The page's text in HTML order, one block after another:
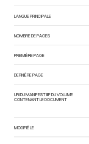
LANGUE PRINCIPALE
NOMBRE DE PAGES
PREMIÈRE PAGE
DERNIÈRE PAGE
URI DU MANIFEST IIIF DU VOLUME
CONTENANT LE DOCUMENT
MODIFIÉ LE